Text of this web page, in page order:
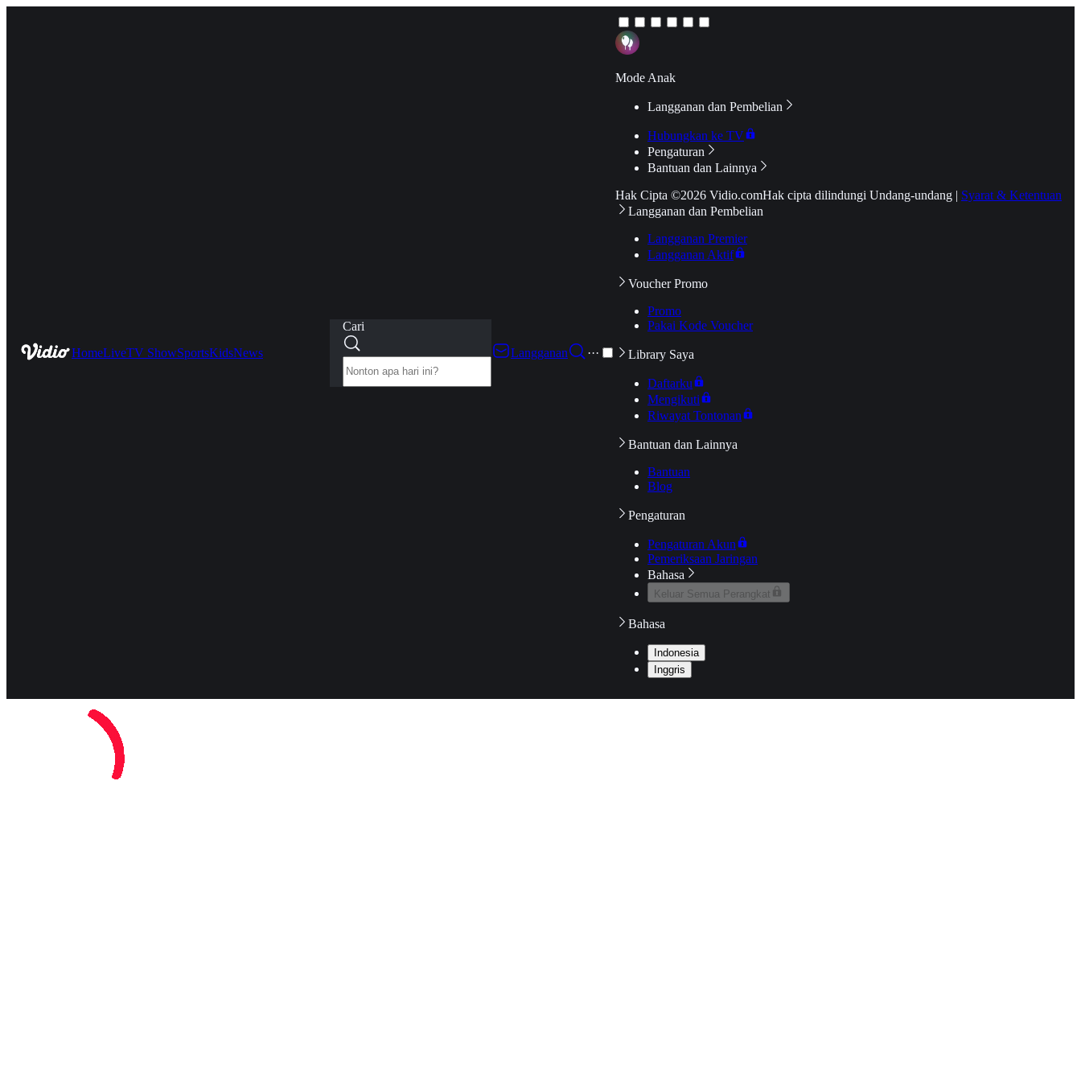
HomeLiveTV ShowSportsKidsNews
Cari
Langganan
···
Mode Anak
Langganan dan Pembelian
Hubungkan ke TV
Pengaturan
Bantuan dan Lainnya
Hak Cipta ©2026 Vidio.comHak cipta dilindungi Undang-undang | Syarat & Ketentuan
Langganan dan Pembelian
Langganan Premier
Langganan Aktif
Voucher Promo
Promo
Pakai Kode Voucher
Library Saya
Daftarku
Mengikuti
Riwayat Tontonan
Bantuan dan Lainnya
Bantuan
Blog
Pengaturan
Pengaturan Akun
Pemeriksaan Jaringan
Bahasa
Keluar Semua Perangkat
Bahasa
Indonesia
Inggris